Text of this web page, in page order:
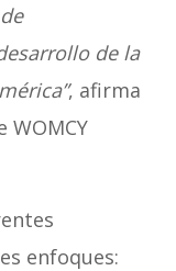
de la
, afirma
WOMCY
enfoques: